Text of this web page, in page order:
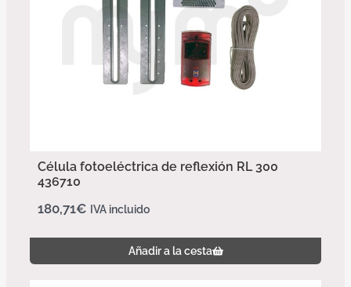
Célula fotoeléctrica de reflexión RL 300
436710
180,71€ IVA incluido
Añadir a la cesta